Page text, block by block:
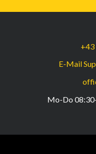
+43
E-Mail
Mo-Do